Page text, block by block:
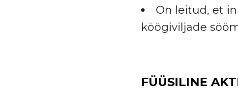
On leitud, et
köögiviljade
FÜÜSILINE